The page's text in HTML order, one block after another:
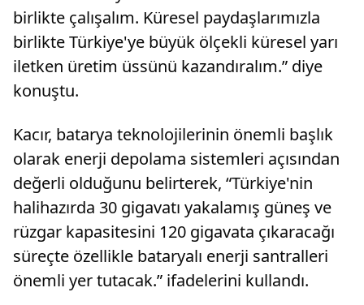
birlikte çalışalım. Küresel paydaşlarımızla
birlikte Türkiye'ye büyük ölçekli küresel yarı
iletken üretim üssünü kazandıralım.” diye
konuştu.
Kacır, batarya teknolojilerinin önemli başlık
olarak enerji depolama sistemleri açısından
değerli olduğunu belirterek, “Türkiye'nin
halihazırda 30 gigavatı yakalamış güneş ve
rüzgar kapasitesini 120 gigavata çıkaracağı
süreçte özellikle bataryalı enerji santralleri
önemli yer tutacak.” ifadelerini kullandı.